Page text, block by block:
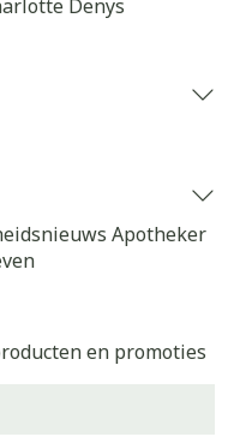
Denys
Apotheker
en promoties